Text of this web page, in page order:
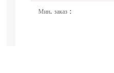
Мин. заказ :